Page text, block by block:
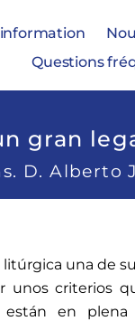
Questions
gran
D. Alberto
una de
unos criterios
están en